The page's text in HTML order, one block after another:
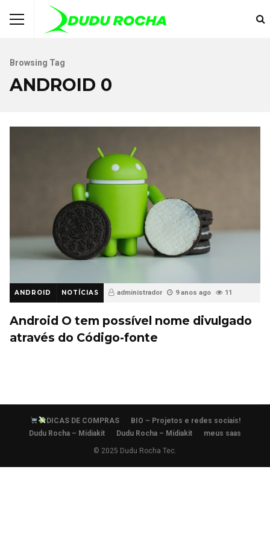
Browsing Tag
ANDROID 0
ANDROID NOTÍCIAS administrador 9 anos ago 11
Android O tem possível nome divulgado
através do Código-fonte
DICAS DE COMPRAS
BIO – Projetos e redes sociais!
Dudu Rocha – Mídiakit
Dudu Rocha – Mídiakit meus saas
© 2025 Dudu Rocha Tec.